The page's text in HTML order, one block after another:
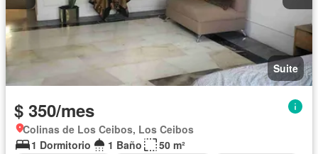
Suite
$ 350/mes
Colinas de Los Ceibos, Los Ceibos
1 Dormitorio
1 Baño
50 m²